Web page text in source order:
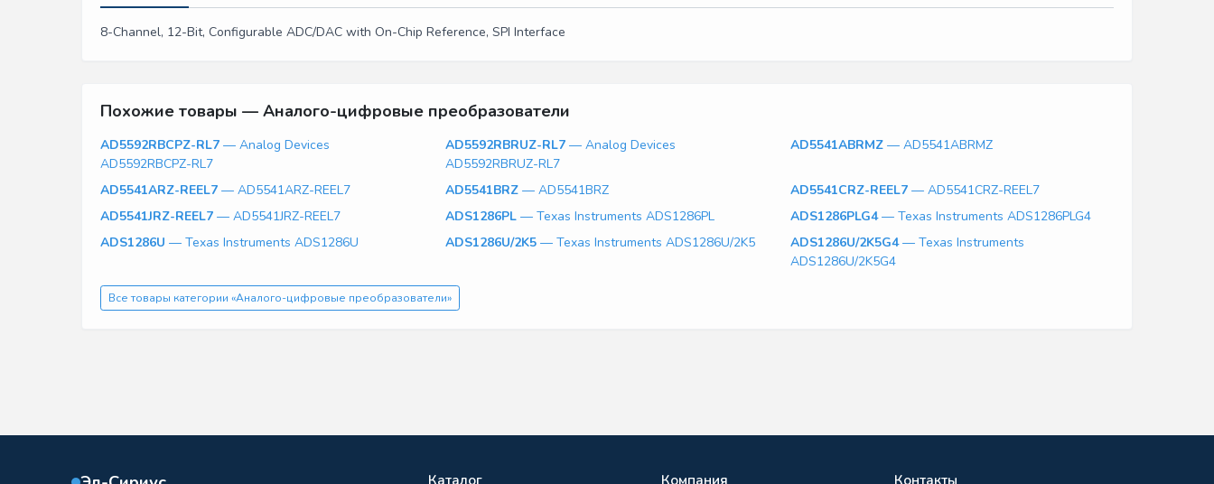
8-Channel, 12-Bit, Configurable ADC/DAC with On-Chip Reference, SPI Interface
Похожие товары — Аналого-цифровые преобразователи
AD5592RBCPZ-RL7 — Analog Devices
AD5592RBCPZ-RL7
AD5592RBRUZ-RL7 — Analog Devices
AD5592RBRUZ-RL7
AD5541ABRMZ — AD5541ABRMZ
AD5541ARZ-REEL7 — AD5541ARZ-REEL7 AD5541BRZ — AD5541BRZ AD5541CRZ-REEL7 — AD5541CRZ-REEL7
AD5541JRZ-REEL7 — AD5541JRZ-REEL7 ADS1286PL — Texas Instruments ADS1286PL ADS1286PLG4— Texas Instruments ADS1286PLG4
ADS1286U — Texas Instruments ADS1286U ADS1286U/2K5 — Texas Instruments ADS1286U/2K5 ADS1286U/2K5G4— Texas Instruments
ADS1286U/2K5G4
Все товары категории «Аналого-цифровые преобразователи»
Каталог Компания Контакты